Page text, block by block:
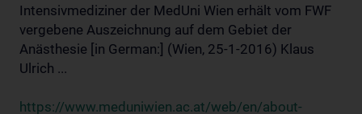
Intensivmediziner der MedUni Wien erhält vom FWF
vergebene Auszeichnung auf dem Gebiet der
Anästhesie [in German:] (Wien, 25-1-2016) Klaus
Ulrich ...
https://www.meduniwien.ac.at/web/en/about-